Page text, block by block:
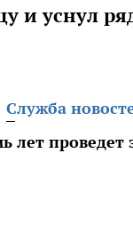
и уснул
Служба
лет проведет